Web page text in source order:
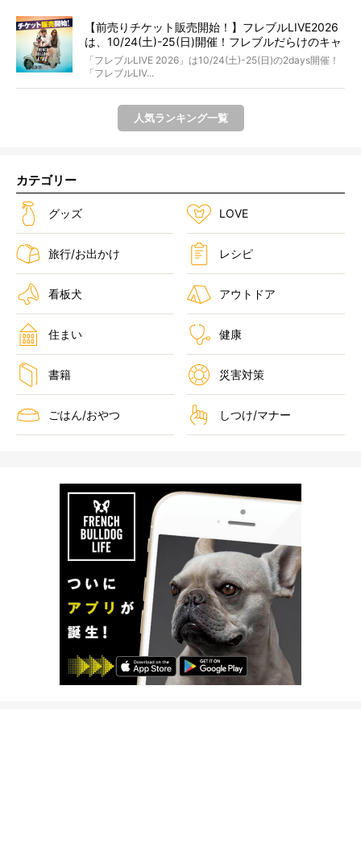
【前売りチケット販売開始！】フレブルLIVE2026
は、10/24(土)-25(日)開催！フレブルだらけのキャ
ンプ・前夜祭・バスプランも新登場!?
「フレブルLIVE 2026」は10/24(土)-25(日)の2days開催！
「フレブルLIV...
人気ランキング一覧
カテゴリー
グッズ LOVE
旅行/お出かけ レシピ
看板犬 アウトドア
住まい 健康
書籍 災害対策
ごはん/おやつ しつけ/マナー